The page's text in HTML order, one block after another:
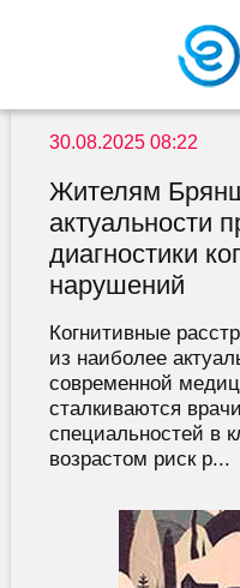
30.08.2025 08:22
Жителям
актуальности
диагностики
нарушений
Когнитивные
из наиболее
современной
сталкиваются
специальностей в
возрастом риск р...